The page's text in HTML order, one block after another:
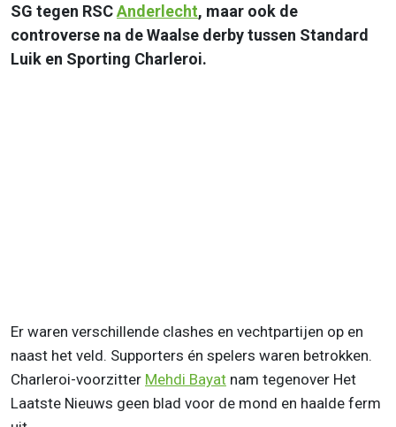
SG tegen RSCAnderlecht, maar ook de
controverse na de Waalse derby tussen Standard
Luik en Sporting Charleroi.
Er waren verschillende clashes en vechtpartijen op en
naast het veld. Supporters én spelers waren betrokken.
Charleroi-voorzitter Mehdi Bayat nam tegenover Het
Laatste Nieuws geen blad voor de mond en haalde ferm